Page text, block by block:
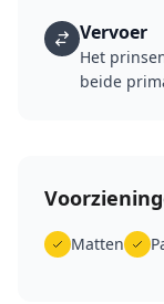
Vervoer
Het
beide
Matten